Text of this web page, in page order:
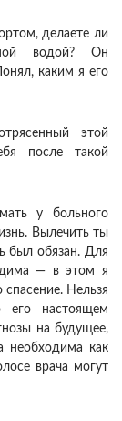
делаете ли
водой? Он
каким я его
этой
после такой
у больного
Вылечить ты
был обязан. Для
— в этом я
Нельзя
его настоящем
на будущее,
необходима как
врача могут